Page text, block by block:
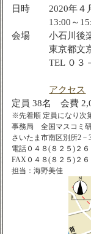
日時
2020年４
13:00～
会場
小石川後
東京都文
TEL ０３
アクセス
定員 38名 会費
※先着順 定員になり次
事務局 全国マスコミ
さいたま市南区別所2－
電話０４８(８２５)２６
FAX０４８(８２５)２６
担当：海野美佳